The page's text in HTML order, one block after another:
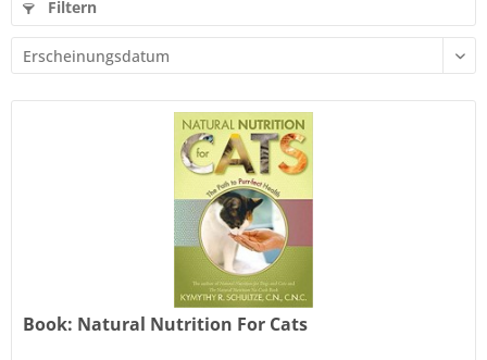
Filtern
Book: Natural Nutrition For Cats